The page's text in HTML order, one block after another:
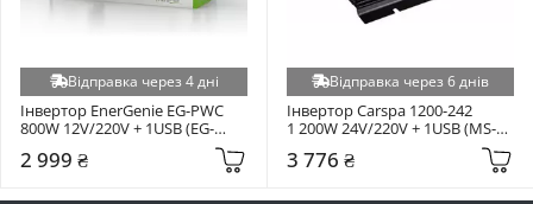
Відправка через 4 дні
Інвертор EnerGenie EG-PWC
800W 12V/220V + 1USB (EG-
2 999 ₴
Відправка через 6 днів
Інвертор Carspa 1200-242
1 200W 24V/220V + 1USB (MS-
3 776 ₴